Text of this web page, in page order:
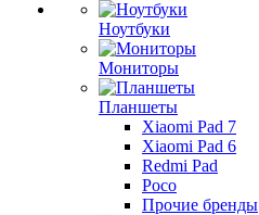
Ноутбуки
Мониторы
Планшеты
Xiaomi Pad 7
Xiaomi Pad 6
Redmi Pad
Poco
Прочие бренды